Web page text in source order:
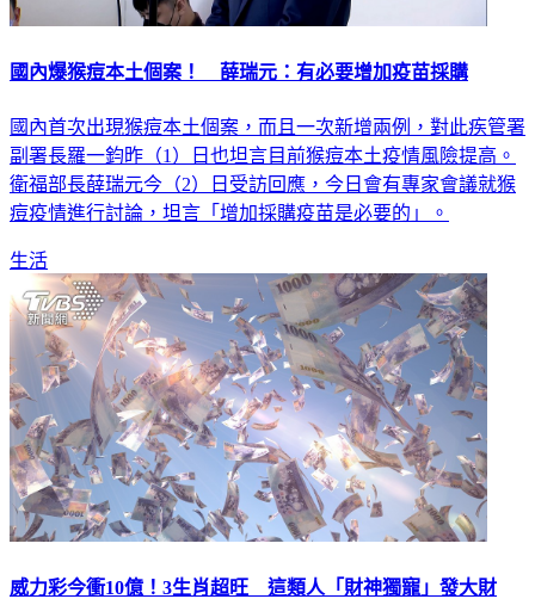
國內爆猴痘本土個案！ 薛瑞元：有必要增加疫苗採購
國內首次出現猴痘本土個案，而且一次新增兩例，對此疾管署
副署長羅一鈞昨（1）日也坦言目前猴痘本土疫情風險提高。
衛福部長薛瑞元今（2）日受訪回應，今日會有專家會議就猴
痘疫情進行討論，坦言「增加採購疫苗是必要的」。
生活
威力彩今衝10億！3生肖超旺 這類人「財神獨寵」發大財